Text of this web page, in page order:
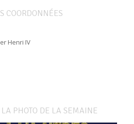
COORDONNÉES
Henri IV
PHOTO DE LA SEMAINE